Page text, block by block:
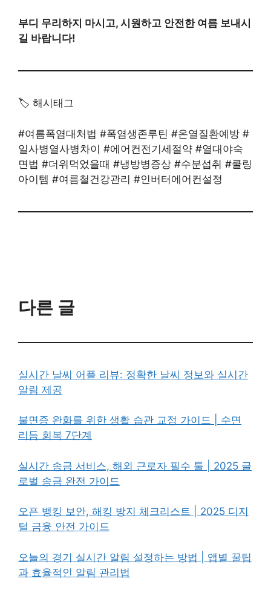
부디 무리하지 마시고, 시원하고 안전한 여름 보내시
길 바랍니다!
🏷️ 해시태그
#여름폭염대처법 #폭염생존루틴 #온열질환예방 #
일사병열사병차이 #에어컨전기세절약 #열대야숙
면법 #더위먹었을때 #냉방병증상 #수분섭취 #쿨링
아이템 #여름철건강관리 #인버터에어컨설정
다른 글
실시간 날씨 어플 리뷰: 정확한 날씨 정보와 실시간
알림 제공
불면증 완화를 위한 생활 습관 교정 가이드 | 수면
리듬 회복 7단계
실시간 송금 서비스, 해외 근로자 필수 툴 | 2025 글
로벌 송금 완전 가이드
오픈 뱅킹 보안, 해킹 방지 체크리스트 | 2025 디지
털 금융 안전 가이드
오늘의 경기 실시간 알림 설정하는 방법 | 앱별 꿀팁
과 효율적인 알림 관리법